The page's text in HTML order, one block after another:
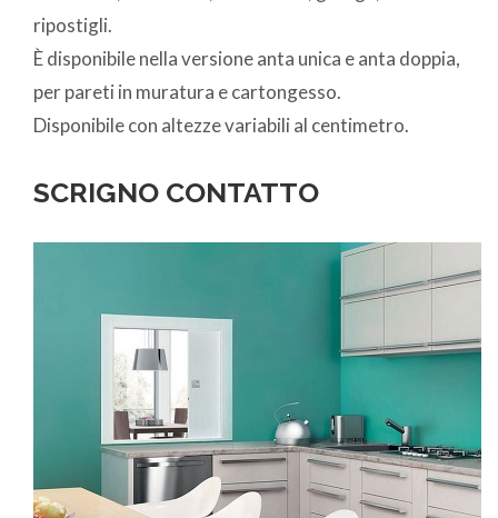
ripostigli.
È disponibile nella versione anta unica e anta doppia,
per pareti in muratura e cartongesso.
Disponibile con altezze variabili al centimetro.
SCRIGNO CONTATTO